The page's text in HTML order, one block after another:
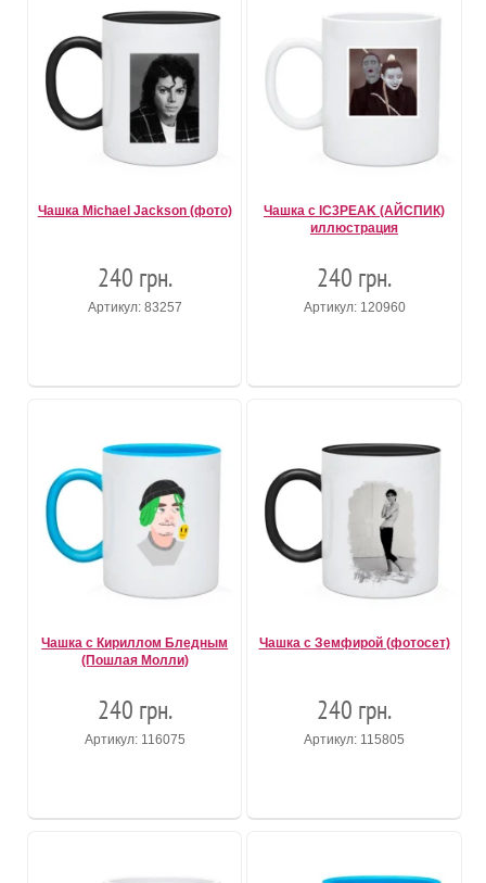
Чашка Michael Jackson (фото)
240 грн.
Артикул: 83257
Чашка с IC3PEAK (АЙСПИК)
иллюстрация
240 грн.
Артикул: 120960
Чашка с Кириллом Бледным
(Пошлая Молли)
240 грн.
Артикул: 116075
Чашка с Земфирой (фотосет)
240 грн.
Артикул: 115805